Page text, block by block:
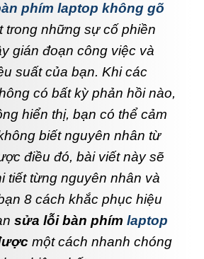
phím laptop không gõ
trong những sự cố phiền
gián đoạn công việc và
suất của bạn. Khi các
có bất kỳ phản hồi nào,
hiển thị, bạn có thể cảm
biết nguyên nhân từ
điều đó, bài viết này sẽ
tiết từng nguyên nhân và
8 cách khắc phục hiệu
sửa lỗi bàn phím laptop
một cách nhanh chóng